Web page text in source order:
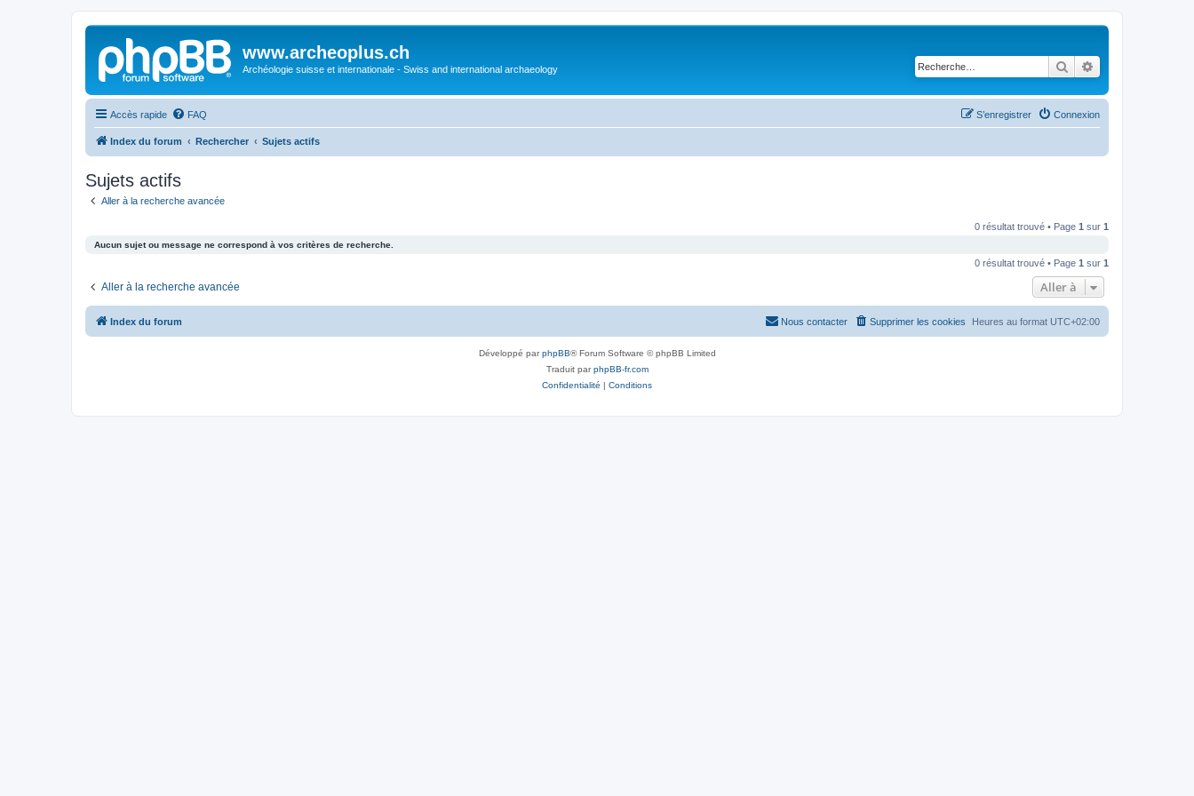
www.archeoplus.ch
Archéologie suisse et internationale - Swiss and international archaeology Rechercher
Accès rapide FAQ Connexion
S’enregistrer
Index du forum Rechercher Sujets actifs
Sujets actifs
Aller à la recherche avancée
0 résultat trouvé • Page 1 sur 1
Aucun sujet ou message ne correspond à vos critères de recherche.
0 résultat trouvé • Page 1 sur 1
Aller à la recherche avancée Aller à
Index du forum Heures au format UTC+02:00
Supprimer les cookies
Nous contacter
Développé parphpBB® Forum Software © phpBB Limited
Traduit parphpBB-fr.com
Confidentialité | Conditions